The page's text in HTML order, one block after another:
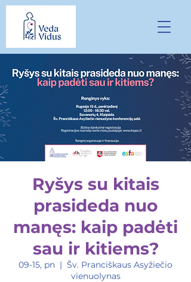
Ryšys su kitais
prasideda nuo
manęs: kaip padėti
sau ir kitiems?
09-15, pn
  |
Šv. Pranciškaus Asyžiečio
vienuolynas